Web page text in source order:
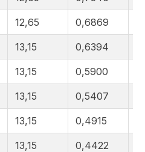
12,65 0,6869
13,15 0,6394
13,15 0,5900
13,15 0,5407
13,15 0,4915
13,15 0,4422